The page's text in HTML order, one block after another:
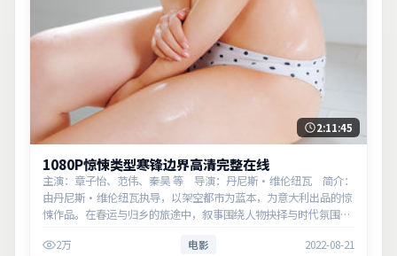
2:11:45
1080P惊悚类型寒锋边界高清完整在线
主演：章子怡、范伟、秦昊 等 导演：丹尼斯·维伦纽瓦 简介：
由丹尼斯·维伦纽瓦执导，以架空都市为蓝本，为意大利出品的惊
悚作品。在春运与归乡的旅途中，叙事围绕人物抉择与时代氛围展
兼顾观赏性与现实意…
2万 电影 2022-08-21